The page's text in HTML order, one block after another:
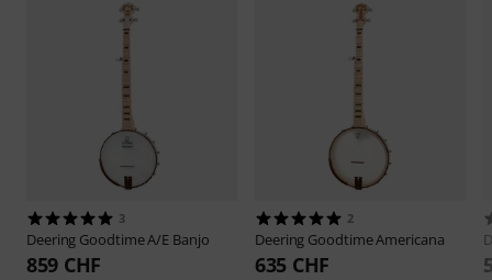
3
Deering Goodtime A/E Banjo
859 CHF
2
Deering Goodtime Americana
635 CHF